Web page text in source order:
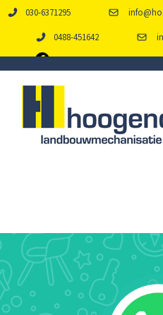
030-6371295
0488-451642